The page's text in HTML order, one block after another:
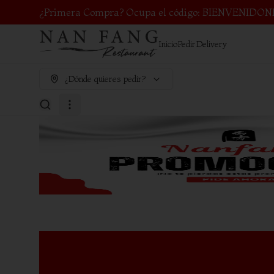
¿Primera Compra? Ocupa el código:
InicioPedirDelivery
¿Dónde quieres pedir?